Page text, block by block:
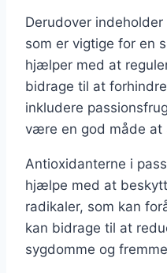
Derudover
som er vigtige for en
hjælper med at
bidrage til at
inkludere
være en god måde at
Antioxidanterne i
hjælpe med at
radikaler, som kan
kan bidrage til at
sygdomme og